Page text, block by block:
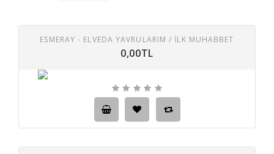
ESMERAY - ELVEDA YAVRULARIM / İLK MUHABBET
0,00TL